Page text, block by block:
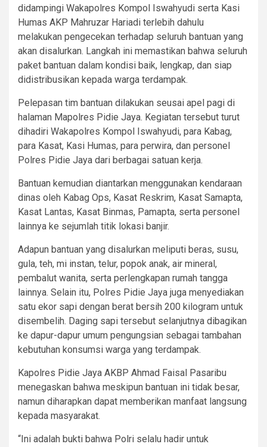
didampingi Wakapolres Kompol Iswahyudi serta Kasi
Humas AKP Mahruzar Hariadi terlebih dahulu
melakukan pengecekan terhadap seluruh bantuan yang
akan disalurkan. Langkah ini memastikan bahwa seluruh
paket bantuan dalam kondisi baik, lengkap, dan siap
didistribusikan kepada warga terdampak.
Pelepasan tim bantuan dilakukan seusai apel pagi di
halaman Mapolres Pidie Jaya. Kegiatan tersebut turut
dihadiri Wakapolres Kompol Iswahyudi, para Kabag,
para Kasat, Kasi Humas, para perwira, dan personel
Polres Pidie Jaya dari berbagai satuan kerja.
Bantuan kemudian diantarkan menggunakan kendaraan
dinas oleh Kabag Ops, Kasat Reskrim, Kasat Samapta,
Kasat Lantas, Kasat Binmas, Pamapta, serta personel
lainnya ke sejumlah titik lokasi banjir.
Adapun bantuan yang disalurkan meliputi beras, susu,
gula, teh, mi instan, telur, popok anak, air mineral,
pembalut wanita, serta perlengkapan rumah tangga
lainnya. Selain itu, Polres Pidie Jaya juga menyediakan
satu ekor sapi dengan berat bersih 200 kilogram untuk
disembelih. Daging sapi tersebut selanjutnya dibagikan
ke dapur-dapur umum pengungsian sebagai tambahan
kebutuhan konsumsi warga yang terdampak.
Kapolres Pidie Jaya AKBP Ahmad Faisal Pasaribu
menegaskan bahwa meskipun bantuan ini tidak besar,
namun diharapkan dapat memberikan manfaat langsung
kepada masyarakat.
“Ini adalah bukti bahwa Polri selalu hadir untuk